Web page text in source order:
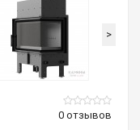
>
0 отзывов